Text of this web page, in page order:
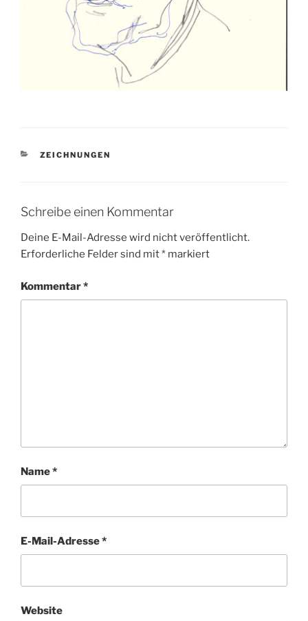
KATEGORIEN
ZEICHNUNGEN
Schreibe einen Kommentar
Deine E-Mail-Adresse wird nicht veröffentlicht.
Erforderliche Felder sind mit* markiert
Kommentar*
Name*
E-Mail-Adresse*
Website